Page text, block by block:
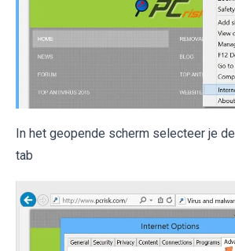
In het geopende scherm selecteer je de
tab